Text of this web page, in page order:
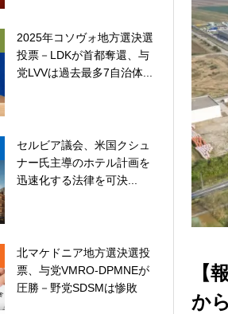
【
か
2025年コソヴォ地方選決選
投票－LDKが首都奪還、与
党LVVは過去最多7自治体...
セルビア議会、米国クシュ
ナー氏主導のホテル計画を
迅速化する法律を可決...
北マケドニア地方選決選投
票、与党VMRO-DPMNEが
圧勝－野党SDSMは惨敗